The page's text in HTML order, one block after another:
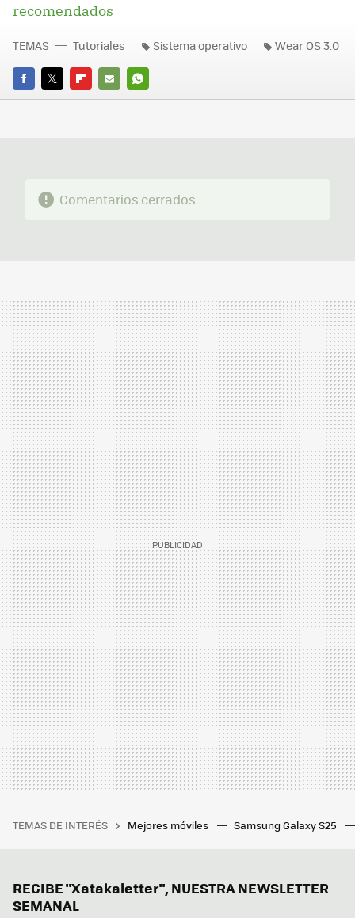
recomendados
FACEBOOK
TWITTERFLIPBOARD
E-
WHATSAPP
TEMAS Tutoriales Sistema operativo Wear OS 3.0
Comentarios cerrados
TEMAS DE INTERÉS Mejores móviles Samsung Galaxy S25
RECIBE "Xatakaletter", NUESTRA NEWSLETTER
SEMANAL